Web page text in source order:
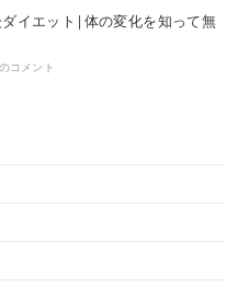
イエット|体の変化を知って無
コメント